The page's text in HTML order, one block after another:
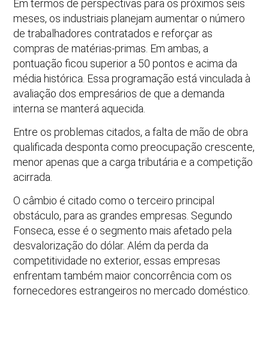
Em termos de perspectivas para os próximos seis
meses, os industriais planejam aumentar o número
de trabalhadores contratados e reforçar as
compras de matérias-primas. Em ambas, a
pontuação ficou superior a 50 pontos e acima da
média histórica. Essa programação está vinculada à
avaliação dos empresários de que a demanda
interna se manterá aquecida.
Entre os problemas citados, a falta de mão de obra
qualificada desponta como preocupação crescente,
menor apenas que a carga tributária e a competição
acirrada.
O câmbio é citado como o terceiro principal
obstáculo, para as grandes empresas. Segundo
Fonseca, esse é o segmento mais afetado pela
desvalorização do dólar. Além da perda da
competitividade no exterior, essas empresas
enfrentam também maior concorrência com os
fornecedores estrangeiros no mercado doméstico.